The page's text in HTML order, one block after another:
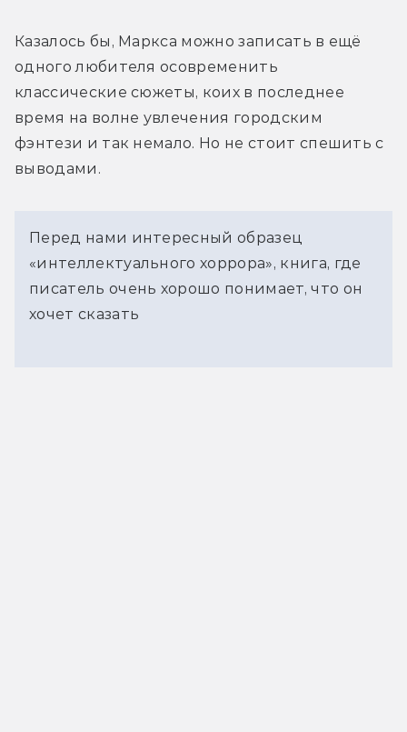
Казалось бы, Маркса можно записать в ещё
одного любителя осовременить
классические сюжеты, коих в последнее
время на волне увлечения городским
фэнтези и так немало. Но не стоит спешить с
выводами.
Перед нами интересный образец
«интеллектуального хоррора», книга, где
писатель очень хорошо понимает, что он
хочет сказать